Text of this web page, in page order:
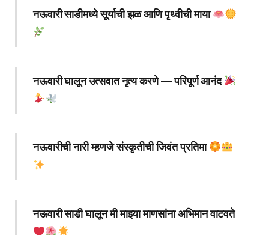
नऊवारी साडीमध्ये सूर्याची झळ आणि पृथ्वीची माया
नऊवारी घालून उत्सवात नृत्य करणे — परिपूर्ण आनंद
नऊवारीची नारी म्हणजे संस्कृतीची जिवंत प्रतिमा
नऊवारी साडी घालून मी माझ्या माणसांना अभिमान वाटवते